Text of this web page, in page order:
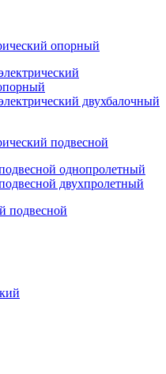
опорный
двухбалочный
подвесной
однопролетный
двухпролетный
подвесной